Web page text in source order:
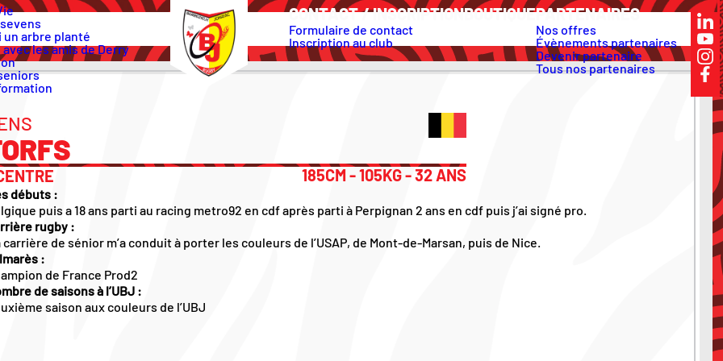
un arbre planté
les amis de Derry
CONTACT / INSCRIPTION
Formulaire de contact
Inscription au club
BOUTIQUEPARTENAIRES
Nos offres
Évènements partenaires
Devenir partenaire
Tous nos partenaires
185CM - 105KG - 32 ANS
débuts :
puis a 18 ans parti au racing metro92 en cdf après parti à Perpignan 2 ans en cdf puis j’ai signé pro.
rugby :
carrière de sénior m’a conduit à porter les couleurs de l’USAP, de Mont-de-Marsan, puis de Nice.
:
de France Prod2
de saisons à l’UBJ :
saison aux couleurs de l’UBJ